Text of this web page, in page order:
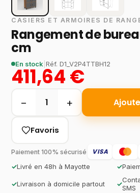
CASIERS ET ARMOIRES DE
Rangement de
cm
En stock |Réf.D1_V2P4TTBH12
411,64 €
− 1 +
Favoris
Paiement 100% sécurisé VISA
✓Livré en 48h à Mayotte ✓
✓Livraison à domicile partout ✓SMS